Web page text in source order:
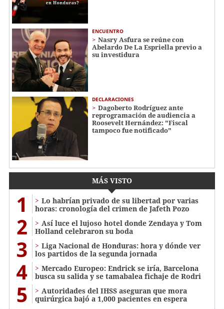
ENCUENTRO
Nasry Asfura se reúne con
Abelardo De La Espriella previo a
su investidura
DECLARACIONES
Dagoberto Rodríguez ante
reprogramación de audiencia a
Roosevelt Hernández: "Fiscal
tampoco fue notificado"
MÁS VISTO
1
Lo habrían privado de su libertad por varias
horas: cronología del crimen de Jafeth Pozo
2
Así luce el lujoso hotel donde Zendaya y Tom
Holland celebraron su boda
3
Liga Nacional de Honduras: hora y dónde ver
los partidos de la segunda jornada
4
Mercado Europeo: Endrick se iría, Barcelona
busca su salida y se tamabalea fichaje de Rodri
5
Autoridades del IHSS aseguran que mora
quirúrgica bajó a 1,000 pacientes en espera